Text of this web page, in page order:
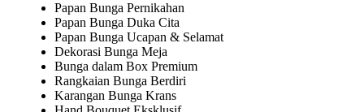
Papan Bunga Pernikahan
Papan Bunga Duka Cita
Papan Bunga Ucapan & Selamat
Dekorasi Bunga Meja
Bunga dalam Box Premium
Rangkaian Bunga Berdiri
Karangan Bunga Krans